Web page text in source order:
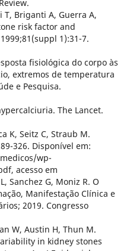
T, Briganti A, Guerra A,
risk factor and
1):31-7.
fisiológica do corpo às
extremos de temperatura
e Pesquisa.
The Lancet.
K, Seitz C, Straub M.
326. Disponível em:
wp-
acesso em
Sanchez G, Moniz R. O
Manifestação Clínica e
2019. Congresso
W, Austin H, Thun M.
in kidney stones